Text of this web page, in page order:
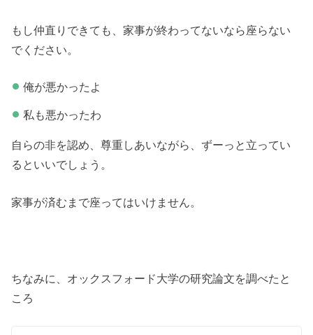
もし仲直りできても、家事が終わってないなら座らない
でください。
俺が悪かったよ
私も悪かったわ
自らの非を認め、尊重しあいながら、ずーっと立ってい
るといいでしょう。
家事が済むまで座ってはいけません。
ちなみに、オックスフォード大学の研究論文を調べたと
ころ